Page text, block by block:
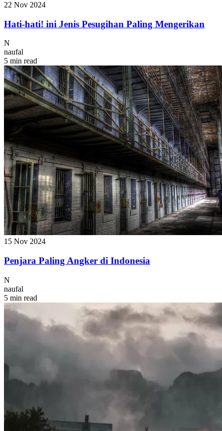
22 Nov 2024
Hati-hati! ini Jenis Pesugihan Paling Mengerikan
N
naufal
5 min read
15 Nov 2024
Penjara Paling Angker di Indonesia
N
naufal
5 min read